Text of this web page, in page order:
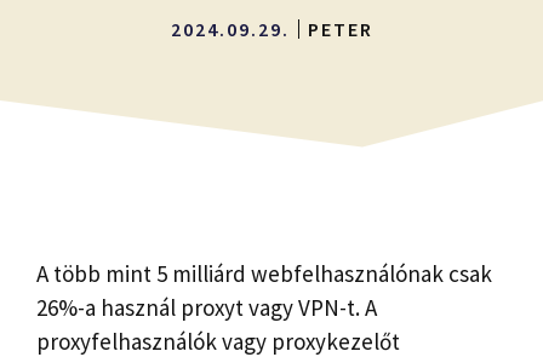
2024.09.29. PETER
A több mint 5 milliárd webfelhasználónak csak
26%-a használ proxyt vagy VPN-t. A
proxyfelhasználók vagy proxykezelőt